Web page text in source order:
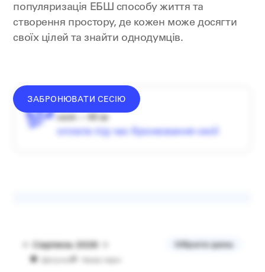
популяризація ЕБШ способу життя та
створення простору, де кожен може досягти
своїх цілей та знайти однодумців.
ЗАБРОНЮВАТИ СЕСІЮ
оплата під час бронювання сесії